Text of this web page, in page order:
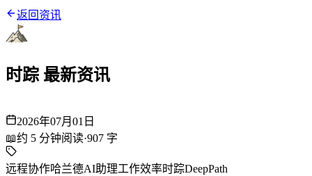
返回资讯
时踪 最新资讯
2026年07月01日
📖约 5 分钟阅读·907 字
远程协作哈兰德AI助理工作效率时踪DeepPath